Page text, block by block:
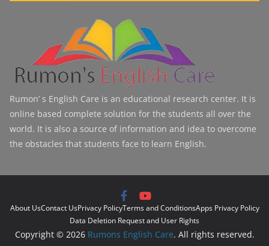
Rumon’ s English Care is an educational research center. It is
online based complete solution for the students all over the
world. It is also a source of information and idea to overcome
the obstacles that students face to learn English.
About UsContact UsPrivacy PolicyTerms and ConditionsApps Privacy Policy
Data Deletion Request and User Rights
Copyright © 2026 Rumons English Care. All rights reserved.